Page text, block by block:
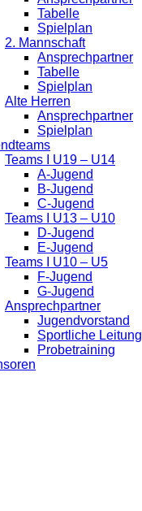
Tabelle
Spielplan
2. Mannschaft
Ansprechpartner
Tabelle
Spielplan
Alte Herren
Ansprechpartner
Spielplan
Teams I U19 – U14
A-Jugend
B-Jugend
C-Jugend
Teams I U13 – U10
D-Jugend
E-Jugend
Teams I U10 – U5
F-Jugend
G-Jugend
Ansprechpartner
Jugendvorstand
Sportliche Leitung
Probetraining